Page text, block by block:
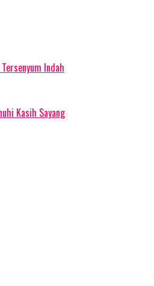
Indah
Kasih Sayang